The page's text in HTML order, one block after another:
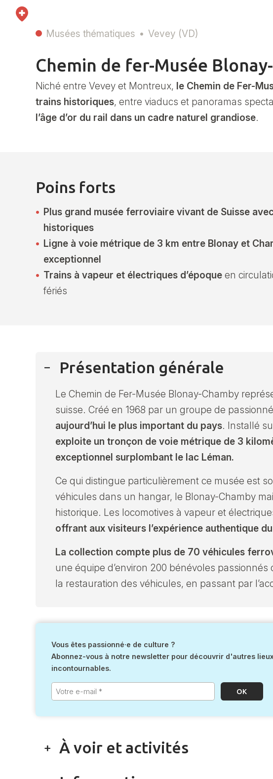
Musées thématiques Vevey (VD)
Chemin de fer-Musée
Niché entre Vevey et Montreux, le Chemin de Fer-
trains historiques, entre viaducs et panoramas
l’âge d’or du rail dans un cadre naturel grandiose.
Poins forts
Plus grand musée ferroviaire vivant de Suisse
historiques
Ligne à voie métrique de 3 km entre Blonay et
exceptionnel
Trains à vapeur et électriques d’époque en
fériés
Présentation générale
Le Chemin de Fer-Musée Blonay-Chamby
suisse. Créé en 1968 par un groupe de
aujourd’hui le plus important du pays. Installé
exploite un tronçon de voie métrique de 3
exceptionnel surplombant le lac Léman.
Ce qui distingue particulièrement ce musée est
véhicules dans un hangar, le Blonay-Chamby
historique. Les locomotives à vapeur et
offrant aux visiteurs l’expérience authentique
La collection compte plus de 70 véhicules
une équipe d’environ 200 bénévoles
la restauration des véhicules, en passant par
Vous êtes passionné·e de culture ?
Abonnez-vous à notre newsletter pour découvrir d'autres
incontournables.
Votre
e-
mail
À voir et activités